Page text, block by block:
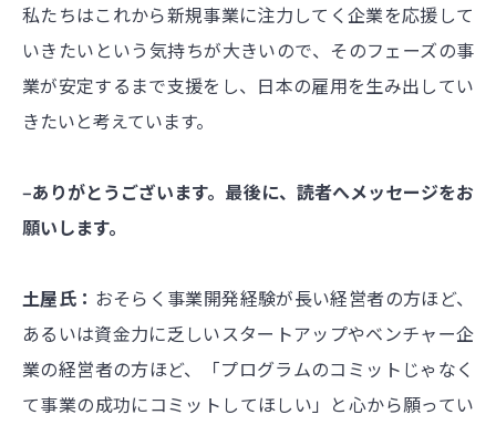
私たちはこれから新規事業に注力してく企業を応援して
いきたいという気持ちが大きいので、そのフェーズの事
業が安定するまで支援をし、日本の雇用を生み出してい
きたいと考えています。
‒ありがとうございます。最後に、読者へメッセージをお
願いします。
土屋氏： おそらく事業開発経験が長い経営者の方ほど、
あるいは資金力に乏しいスタートアップやベンチャー企
業の経営者の方ほど、「プログラムのコミットじゃなく
て事業の成功にコミットしてほしい」と心から願ってい